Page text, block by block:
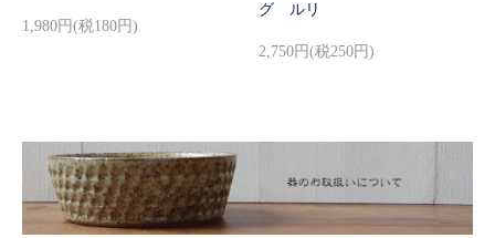
1,980円(税180円)
グ ルリ
2,750円(税250円)